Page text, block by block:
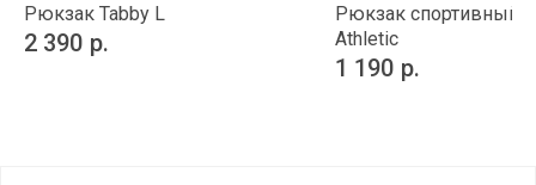
Рюкзак Tabby L
2 390 р.
Рюкзак спортивный
Athletic
1 190 р.